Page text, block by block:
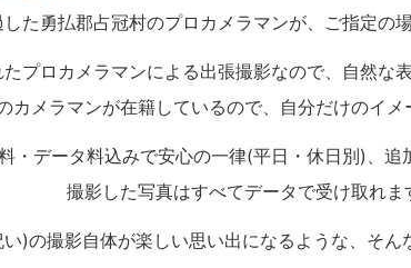
た勇払郡占冠村のプロカメラマンが、ご指定の
プロカメラマンによる出張撮影なので、自然な
カメラマンが在籍しているので、自分だけのイメ
・データ料込みで安心の一律(平日・休日別)、追
撮影した写真はすべてデータで受け取れま
)の撮影自体が楽しい思い出になるような、そん